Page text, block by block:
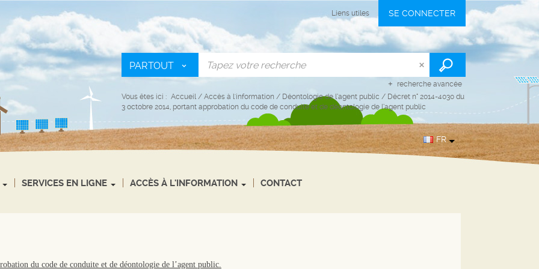
Liens utiles SE CONNECTER
PARTOUT
recherche avancée
Vous êtes ici : Accueil / Accès à l'information / Déontologie de l’agent public / Décret n° 2014-4030 du
3 octobre 2014, portant approbation du code de conduite et de déontologie de l’agent public
FR
SERVICES EN LIGNE ACCÈS À L'INFORMATION CONTACT
du code de conduite et de déontologie de l’agent public.